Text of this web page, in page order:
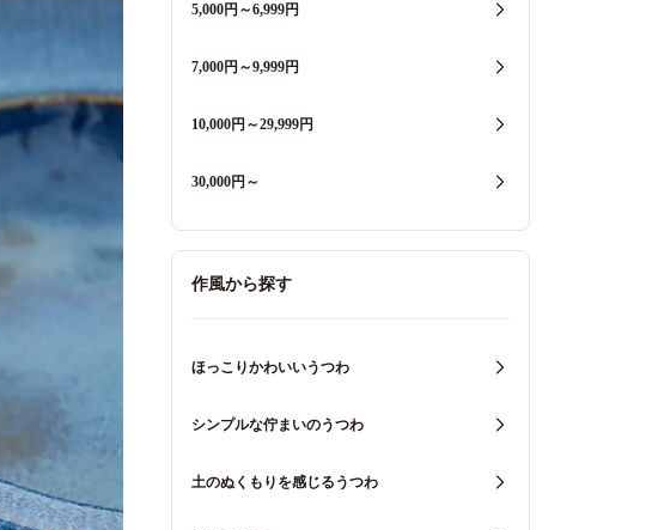
5,000円～6,999円
7,000円～9,999円
10,000円～29,999円
30,000円～
作風から探す
ほっこりかわいいうつわ
シンプルな佇まいのうつわ
土のぬくもりを感じるうつわ